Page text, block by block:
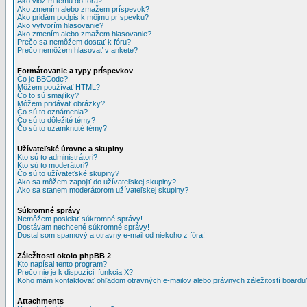
Ako zmením alebo zmažem príspevok?
Ako pridám podpis k môjmu príspevku?
Ako vytvorím hlasovanie?
Ako zmením alebo zmažem hlasovanie?
Prečo sa nemôžem dostať k fóru?
Prečo nemôžem hlasovať v ankete?
Formátovanie a typy príspevkov
Čo je BBCode?
Môžem používať HTML?
Čo to sú smajlíky?
Môžem pridávať obrázky?
Čo sú to oznámenia?
Čo sú to dôležité témy?
Čo sú to uzamknuté témy?
Užívateľské úrovne a skupiny
Kto sú to administrátori?
Kto sú to moderátori?
Čo sú to užívateťské skupiny?
Ako sa môžem zapojiť do užívateľskej skupiny?
Ako sa stanem moderátorom užívateľskej skupiny?
Súkromné správy
Nemôžem posielať súkromné správy!
Dostávam nechcené súkromné správy!
Dostal som spamový a otravný e-mail od niekoho z fóra!
Záležitosti okolo phpBB 2
Kto napísal tento program?
Prečo nie je k dispozícií funkcia X?
Koho mám kontaktovať ohľadom otravných e-mailov alebo právnych záležitostí
Attachments